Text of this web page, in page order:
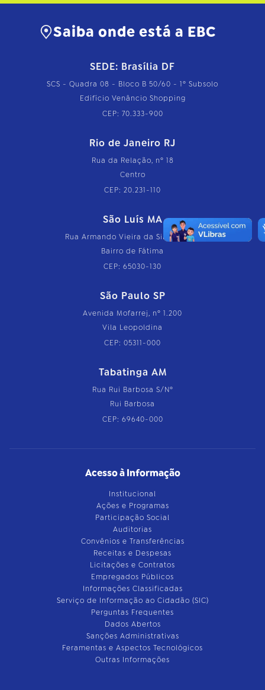
Saiba onde está a EBC
SEDE: Brasília DF
SCS - Quadra 08 - Bloco B 50/60 - 1º Subsolo
Edifício Venâncio Shopping
CEP: 70.333-900
Rio de Janeiro RJ
Rua da Relação, nº 18
Centro
CEP: 20.231-110
São Luís MA
Rua Armando Vieira da Silva, nº 126
Bairro de Fátima
CEP: 65030-130
São Paulo SP
Avenida Mofarrej, nº 1.200
Vila Leopoldina
CEP: 05311-000
Tabatinga AM
Rua Rui Barbosa S/Nº
Rui Barbosa
CEP: 69640-000
Acesso à Informação
Institucional
Ações e Programas
Participação Social
Auditorias
Convênios e Transferências
Receitas e Despesas
Licitações e Contratos
Empregados Públicos
Informações Classificadas
Serviço de Informação ao Cidadão (SIC)
Perguntas Frequentes
Dados Abertos
Sanções Administrativas
Feramentas e Aspectos Tecnológicos
Outras Informações